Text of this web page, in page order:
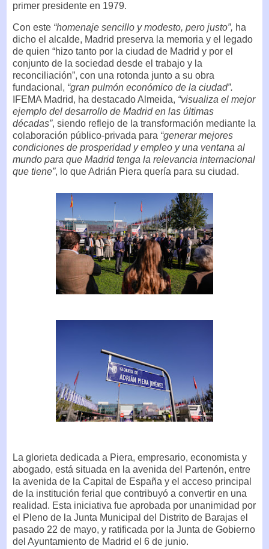
primer presidente en 1979.
Con este “homenaje sencillo y modesto, pero justo”, ha
dicho el alcalde, Madrid preserva la memoria y el legado
de quien “hizo tanto por la ciudad de Madrid y por el
conjunto de la sociedad desde el trabajo y la
reconciliación”, con una rotonda junto a su obra
fundacional, “gran pulmón económico de la ciudad”.
IFEMA Madrid, ha destacado Almeida, “visualiza el mejor
ejemplo del desarrollo de Madrid en las últimas
décadas”, siendo reflejo de la transformación mediante la
colaboración público-privada para “generar mejores
condiciones de prosperidad y empleo y una ventana al
mundo para que Madrid tenga la relevancia internacional
que tiene”, lo que Adrián Piera quería para su ciudad.
La glorieta dedicada a Piera, empresario, economista y
abogado, está situada en la avenida del Partenón, entre
la avenida de la Capital de España y el acceso principal
de la institución ferial que contribuyó a convertir en una
realidad. Esta iniciativa fue aprobada por unanimidad por
el Pleno de la Junta Municipal del Distrito de Barajas el
pasado 22 de mayo, y ratificada por la Junta de Gobierno
del Ayuntamiento de Madrid el 6 de junio.